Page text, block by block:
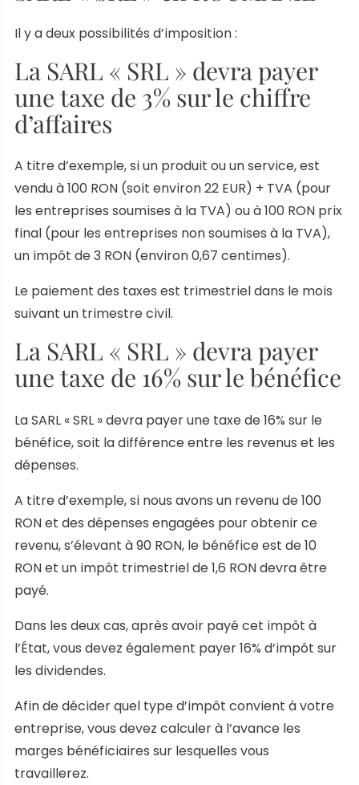
Il y a deux possibilités d’imposition :
La SARL « SRL » devra payer
une taxe de 3% sur le chiffre
d’affaires
A titre d’exemple, si un produit ou un service, est
vendu à 100 RON (soit environ 22 EUR) + TVA (pour
les entreprises soumises à la TVA) ou à 100 RON prix
final (pour les entreprises non soumises à la TVA),
un impôt de 3 RON (environ 0,67 centimes).
Le paiement des taxes est trimestriel dans le mois
suivant un trimestre civil.
La SARL « SRL » devra payer
une taxe de 16% sur le bénéfice
La SARL « SRL » devra payer une taxe de 16% sur le
bénéfice, soit la différence entre les revenus et les
dépenses.
A titre d’exemple, si nous avons un revenu de 100
RON et des dépenses engagées pour obtenir ce
revenu, s’élevant à 90 RON, le bénéfice est de 10
RON et un impôt trimestriel de 1,6 RON devra être
payé.
Dans les deux cas, après avoir payé cet impôt à
l’État, vous devez également payer 16% d’impôt sur
les dividendes.
Afin de décider quel type d’impôt convient à votre
entreprise, vous devez calculer à l’avance les
marges bénéficiaires sur lesquelles vous
travaillerez.